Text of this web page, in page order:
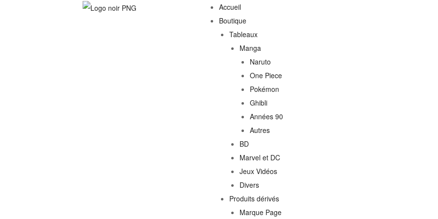
Accueil
Boutique
Tableaux
Manga
Naruto
One Piece
Pokémon
Ghibli
Années 90
Autres
BD
Marvel et DC
Jeux Vidéos
Divers
Produits dérivés
Marque Page